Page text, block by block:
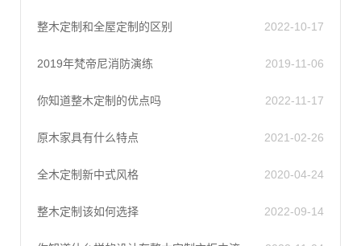
整木定制和全屋定制的区别 2022-10-17
2019年梵帝尼消防演练 2019-11-06
你知道整木定制的优点吗 2022-11-17
原木家具有什么特点 2021-02-26
全木定制新中式风格 2020-04-24
整木定制该如何选择 2022-09-14